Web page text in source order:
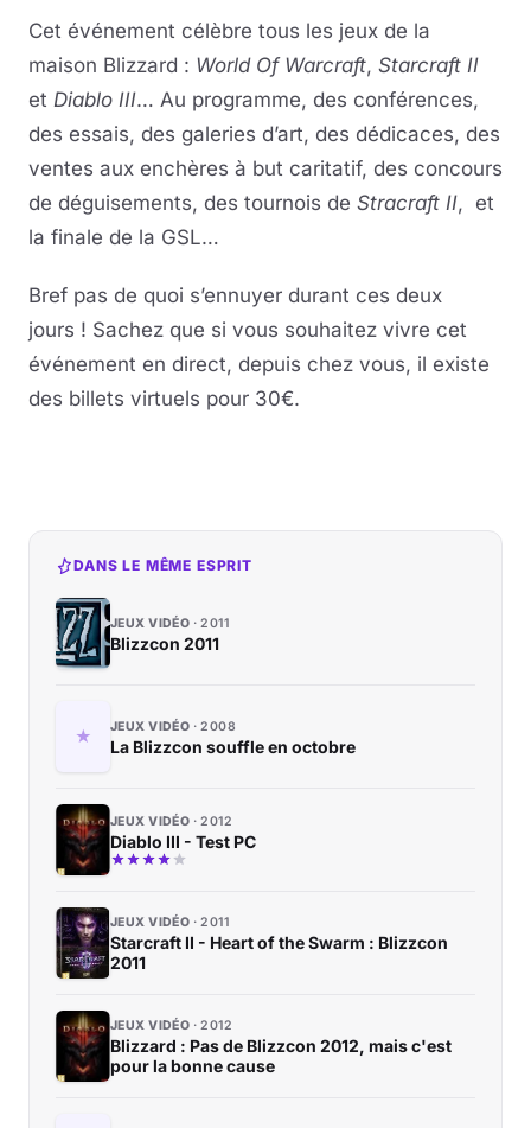
Cet événement célèbre tous les jeux de la
maison Blizzard : World Of Warcraft, Starcraft II
et Diablo III… Au programme, des conférences,
des essais, des galeries d’art, des dédicaces, des
ventes aux enchères à but caritatif, des concours
de déguisements, des tournois de Stracraft II, et
la finale de la GSL…
Bref pas de quoi s’ennuyer durant ces deux
jours ! Sachez que si vous souhaitez vivre cet
événement en direct, depuis chez vous, il existe
des billets virtuels pour 30€.
DANS LE MÊME ESPRIT
JEUX VIDÉO 2011
Blizzcon 2011
JEUX VIDÉO 2008
La Blizzcon souffle en octobre
JEUX VIDÉO 2012
Diablo III - Test PC
JEUX VIDÉO 2011
Starcraft II - Heart of the Swarm : Blizzcon
2011
JEUX VIDÉO 2012
Blizzard : Pas de Blizzcon 2012, mais c'est
pour la bonne cause